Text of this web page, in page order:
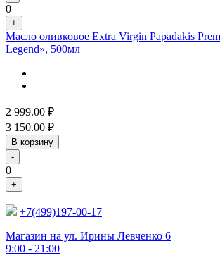
0
+
Масло оливковое Extra Virgin Papadakis
Legend», 500мл
2 999.00 ₽
3 150.00 ₽
В корзину
-
0
+
+7(499)197-00-17
Магазин на ул. Ирины Левченко 6
9:00 - 21:00